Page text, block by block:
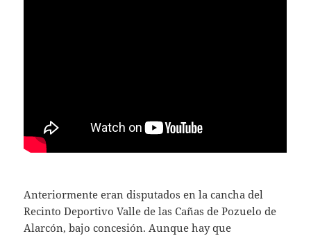
Anteriormente eran disputados en la cancha del
Recinto Deportivo Valle de las Cañas de Pozuelo de
Alarcón, bajo concesión. Aunque hay que